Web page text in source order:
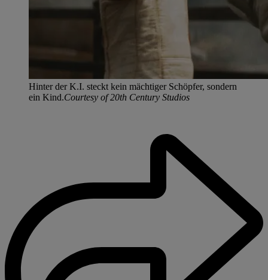
Hinter der K.I. steckt kein mächtiger Schöpfer, sondern
ein Kind.Courtesy of 20th Century Studios